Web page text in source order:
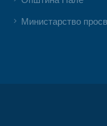
Министарство